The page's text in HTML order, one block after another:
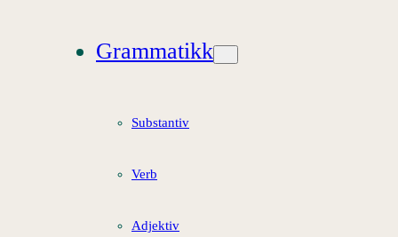
Grammatikk
Substantiv
Verb
Adjektiv